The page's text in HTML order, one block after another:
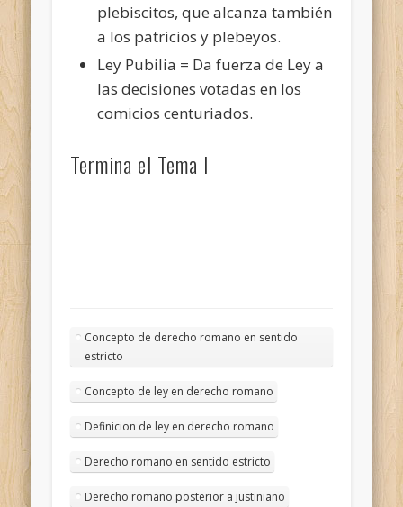
plebiscitos, que alcanza también
a los patricios y plebeyos.
Ley Pubilia = Da fuerza de Ley a
las decisiones votadas en los
comicios centuriados.
Termina el Tema I
Concepto de derecho romano en sentido
estricto
Concepto de ley en derecho romano
Definicion de ley en derecho romano
Derecho romano en sentido estricto
Derecho romano posterior a justiniano